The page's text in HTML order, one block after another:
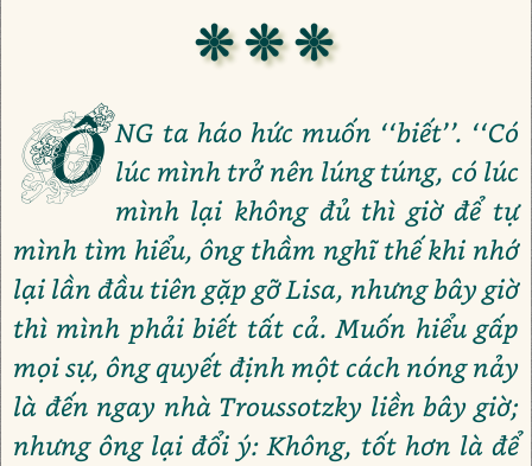
❊ ❊ ❊
Ô NG ta háo hức muốn ‘‘biết’’. ‘‘Có
lúc mình trở nên lúng túng, có lúc
mình lại không đủ thì giờ để tự
mình tìm hiểu, ông thầm nghĩ thế khi nhớ
lại lần đầu tiên gặp gỡ Lisa, nhưng bây giờ
thì mình phải biết tất cả. Muốn hiểu gấp
mọi sự, ông quyết định một cách nóng nảy
là đến ngay nhà Troussotzky liền bây giờ;
nhưng ông lại đổi ý: Không, tốt hơn là để